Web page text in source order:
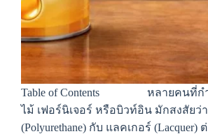
Table of Contents หลายคนที่ก
ไม้ เฟอร์นิเจอร์ หรือบิวท์อิน มักสงสัยว่
(Polyurethane) กับ แลคเกอร์ (Lacquer)